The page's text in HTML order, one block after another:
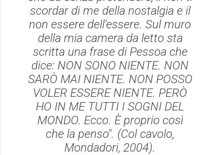
scordar di me della nostalgia e il
non essere dell'essere. Sul muro
della mia camera da letto sta
scritta una frase di Pessoa che
dice: NON SONO NIENTE. NON
SARÒ MAI NIENTE. NON POSSO
VOLER ESSERE NIENTE. PERÒ
HO IN ME TUTTI I SOGNI DEL
MONDO. Ecco. È proprio così
che la penso". (Col cavolo,
Mondadori, 2004).